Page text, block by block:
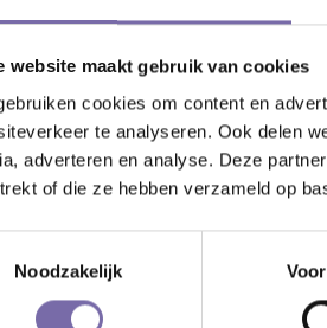
website maakt gebruik van cookies
cookies om content en
te analyseren. Ook delen
adverteren en analyse. Deze
of die ze hebben verzameld op
Noodzakelijk
klasklimaat is de
ruimte in hun hoofd om te
hangt direct samen
met je
in het teken van